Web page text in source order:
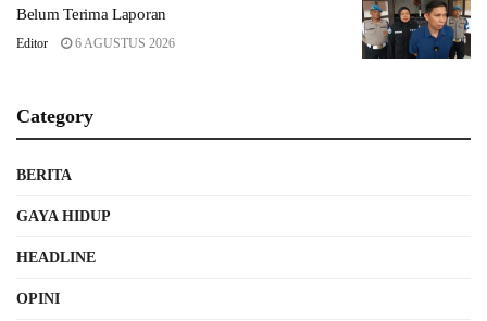
Belum Terima Laporan
Editor 6 AGUSTUS 2026
Category
BERITA
GAYA HIDUP
HEADLINE
OPINI